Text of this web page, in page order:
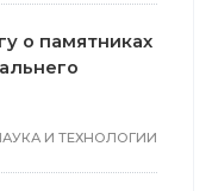
о памятниках
И ТЕХНОЛОГИИ